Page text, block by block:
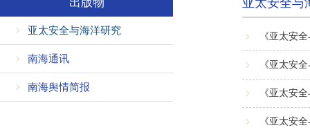
亚太安全与海洋研究
南海通讯
南海舆情简报
亚太安全与
《亚太安
《亚太安
《亚太安
《亚太安